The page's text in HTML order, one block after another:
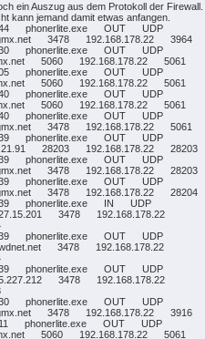
ein Auszug aus dem Protokoll der Firewall.
kann jemand damit etwas anfangen.
phonerlite.exe OUT UDP
3478 192.168.178.22 3964
phonerlite.exe OUT UDP
5060 192.168.178.22 5061
phonerlite.exe OUT UDP
5060 192.168.178.22 5061
phonerlite.exe OUT UDP
5060 192.168.178.22 5061
phonerlite.exe OUT UDP
3478 192.168.178.22 5061
phonerlite.exe OUT UDP
28203 192.168.178.22 28203
phonerlite.exe OUT UDP
3478 192.168.178.22 28203
phonerlite.exe OUT UDP
3478 192.168.178.22 28204
phonerlite.exe IN UDP
3478 192.168.178.22
phonerlite.exe OUT UDP
3478 192.168.178.22
phonerlite.exe OUT UDP
3478 192.168.178.22
phonerlite.exe OUT UDP
3478 192.168.178.22 3916
phonerlite.exe OUT UDP
5060 192.168.178.22 5061